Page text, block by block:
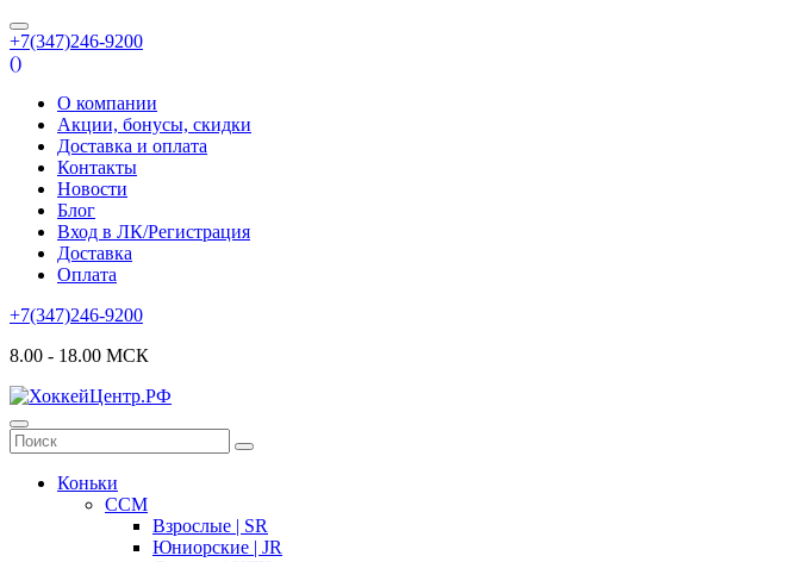
+7(347)246-9200
()
О компании
Акции, бонусы, скидки
Доставка и оплата
Контакты
Новости
Блог
Вход в ЛК/Регистрация
Доставка
Оплата
+7(347)246-9200
8.00 - 18.00 МСК
Коньки
CCM
Взрослые | SR
Юниорские | JR